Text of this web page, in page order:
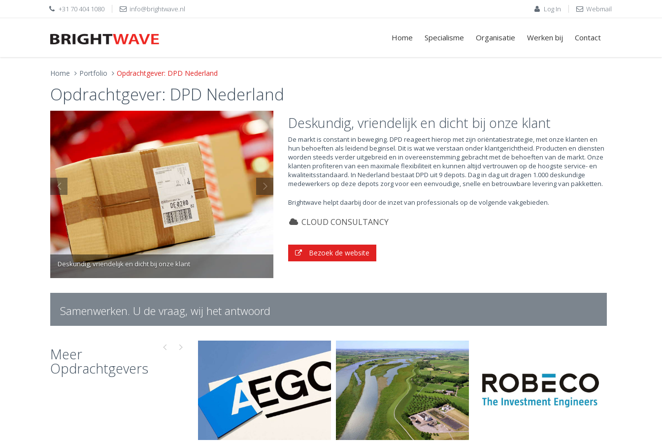
+31 70 404 1080 info@brightwave.nl Log In Webmail
Home Specialisme Organisatie Werken bij Contact
Home Portfolio Opdrachtgever: DPD Nederland
Opdrachtgever: DPD Nederland
Deskundig, vriendelijk en dicht bij onze klant
Deskundig, vriendelijk en dicht bij onze klant
De markt is constant in beweging. DPD reageert hierop met zijn oriëntatiestrategie, met onze klanten en
hun behoeften als leidend beginsel. Dit is wat we verstaan onder klantgerichtheid. Producten en diensten
worden steeds verder uitgebreid en in overeenstemming gebracht met de behoeften van de markt. Onze
klanten profiteren van een maximale flexibiliteit en kunnen altijd vertrouwen op de hoogste service- en
kwaliteitsstandaard. In Nederland bestaat DPD uit 9 depots. Dag in dag uit dragen 1.000 deskundige
medewerkers op deze depots zorg voor een eenvoudige, snelle en betrouwbare levering van pakketten.
Brightwave helpt daarbij door de inzet van professionals op de volgende vakgebieden.
CLOUD CONSULTANCY
Bezoek de website
Samenwerken. U de vraag, wij het antwoord
Meer
Opdrachtgevers